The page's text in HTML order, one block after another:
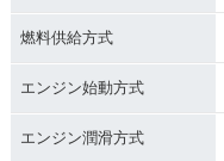
燃料供給方式
エンジン始動方式
エンジン潤滑方式